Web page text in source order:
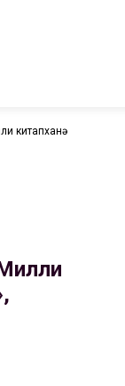
китапханә